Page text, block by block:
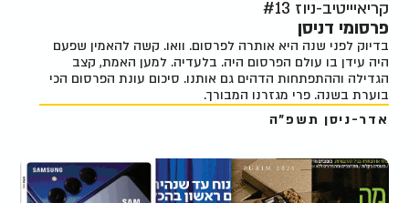
קריאיייטיב-ניוז #13
פרסומי דניסן
בדיוק לפני שנה היא אותרה לפרסום. וואו. קשה להאמין שפעם
היה עידן בו עולם הפרסום היה. בלעדיה. למען האמת, קצב
הגדילה וההתפתחות הדהים גם אותנו. סיכום עונת הפרסום הכי
בוערת בשנה. פרי מגזרנו המבורך.
אדר-ניסן תשפ"ה